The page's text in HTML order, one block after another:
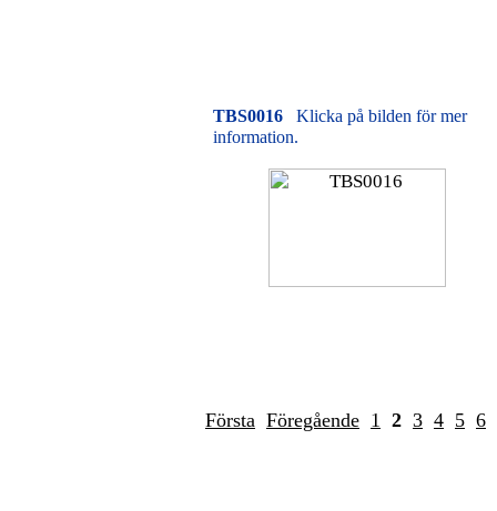
TBS0016
Klicka på bilden för mer
information.
Första Föregående 1 2 3 4 5 6